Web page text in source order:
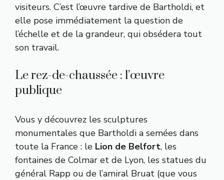
visiteurs. C’est l’œuvre tardive de Bartholdi, et
elle pose immédiatement la question de
l’échelle et de la grandeur, qui obsédera tout
son travail.
Le rez-de-chaussée : l’œuvre
publique
Vous y découvrez les sculptures
monumentales que Bartholdi a semées dans
toute la France : le Lion de Belfort, les
fontaines de Colmar et de Lyon, les statues du
général Rapp ou de l’amiral Bruat (que vous